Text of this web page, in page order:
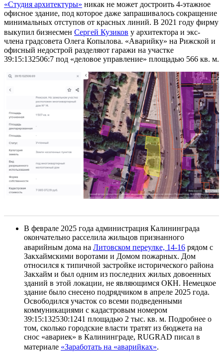
«Студия архитектуры» никак не может достроить 4-этажное
офисное здание, под которое даже запрашивалось сокращение
минимальных отступов от красных линий. В 2021 году фирму
выкупил бизнесмен Сергей Кузиков у архитектора и экс-
члена градсовета Олега Копылова. «Аварийку» на Рижской и
офисный недострой разделяют гаражи на участке
39:15:132506:7 под «деловое управление» площадью 566 кв. м.
В феврале 2025 года администрация Калининграда
окончательно расселила жильцов признанного
аварийным дома на Литовском переулке, 14-16 рядом с
Закхаймскими воротами и Домом пожарных. Дом
относился к типичной застройке исторического района
Закхайм и был одним из последних жилых довоенных
зданий в этой локации, не являющимся ОКН. Немецкое
здание было снесено подрядчиком в апреле 2025 года.
Освободился участок со всеми подведенными
коммуникациями с кадастровым номером
39:15:132530:1241 площадью 2 тыс. кв. м. Подробнее о
том, сколько городские власти тратят из бюджета на
снос «авариек» в Калининграде, RUGRAD писал в
материале «Заработать на «аварийках».